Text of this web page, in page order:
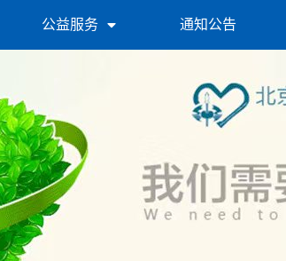
公益服务 通知公告